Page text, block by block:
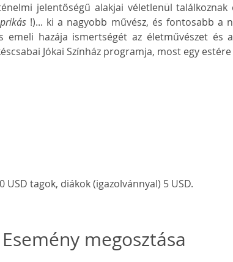
jelentőségű alakjai véletlenül találkoznak
!)... ki a nagyobb művész, és fontosabb a
emeli hazája ismertségét az életművészet és
Jókai Színház programja, most egy
tagok, diákok (igazolvánnyal) 5 USD.
Esemény megosztása